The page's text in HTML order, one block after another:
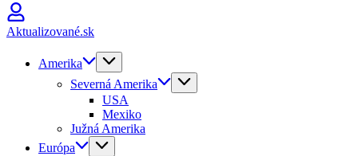
Aktualizované.sk
Amerika
Severná Amerika
USA
Mexiko
Južná Amerika
Európa